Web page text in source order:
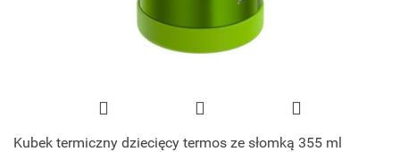
Kubek termiczny dziecięcy termos ze słomką 355 ml